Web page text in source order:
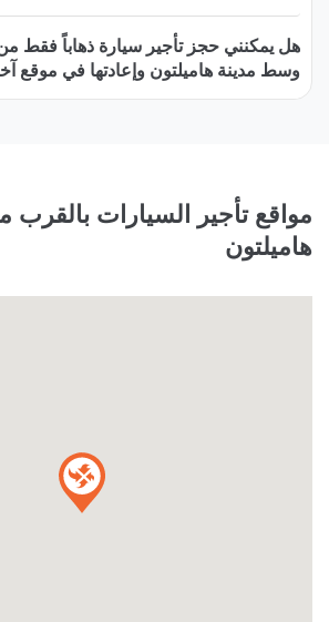
هل يمكنني حجز تأجير سيارة ذهاباً فقط
وسط مدينة هاميلتون وإعادتها في موقع
مواقع تأجير السيارات
هاميلتون